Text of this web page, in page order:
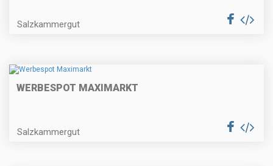
Salzkammergut
WERBESPOT MAXIMARKT
Salzkammergut